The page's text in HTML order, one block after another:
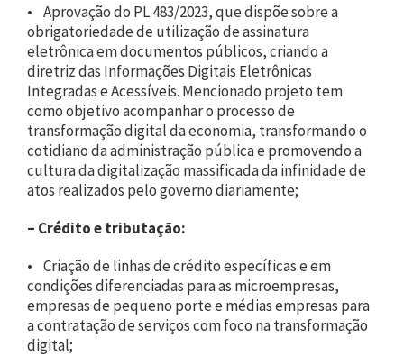
• Aprovação do PL 483/2023, que dispõe sobre a
obrigatoriedade de utilização de assinatura
eletrônica em documentos públicos, criando a
diretriz das Informações Digitais Eletrônicas
Integradas e Acessíveis. Mencionado projeto tem
como objetivo acompanhar o processo de
transformação digital da economia, transformando o
cotidiano da administração pública e promovendo a
cultura da digitalização massificada da infinidade de
atos realizados pelo governo diariamente;
– Crédito e tributação:
• Criação de linhas de crédito específicas e em
condições diferenciadas para as microempresas,
empresas de pequeno porte e médias empresas para
a contratação de serviços com foco na transformação
digital;